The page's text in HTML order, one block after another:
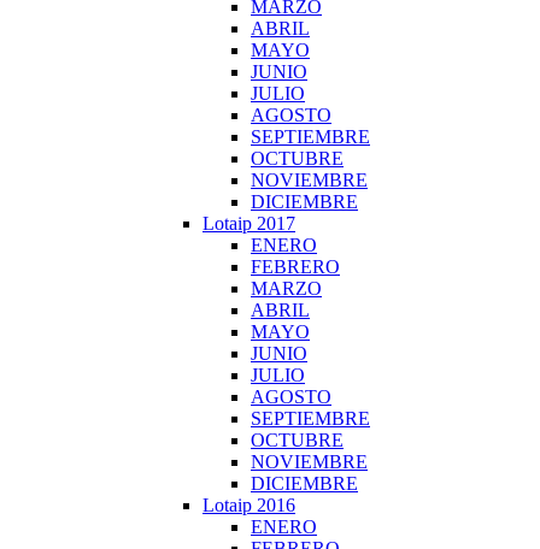
MARZO
ABRIL
MAYO
JUNIO
JULIO
AGOSTO
SEPTIEMBRE
OCTUBRE
NOVIEMBRE
DICIEMBRE
Lotaip 2017
ENERO
FEBRERO
MARZO
ABRIL
MAYO
JUNIO
JULIO
AGOSTO
SEPTIEMBRE
OCTUBRE
NOVIEMBRE
DICIEMBRE
Lotaip 2016
ENERO